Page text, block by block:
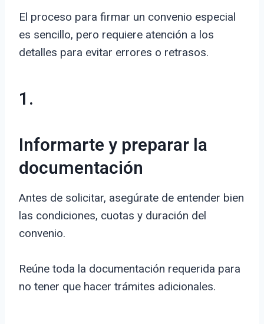
El proceso para firmar un convenio especial
es sencillo, pero requiere atención a los
detalles para evitar errores o retrasos.
1.
Informarte y preparar la
documentación
Antes de solicitar, asegúrate de entender bien
las condiciones, cuotas y duración del
convenio.
Reúne toda la documentación requerida para
no tener que hacer trámites adicionales.